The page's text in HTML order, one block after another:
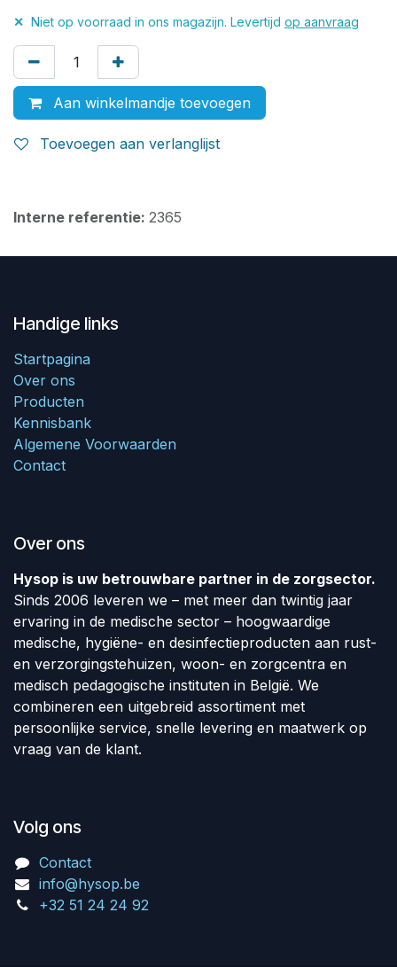
✕ Niet op voorraad in ons magazijn. Levertijd op aanvraag
Aan winkelmandje toevoegen
Toevoegen aan verlanglijst
Interne referentie: 2365
Handige links
Startpagina
Over ons
Producten
Kennisbank
Algemene Voorwaarden
Contact
Over ons
Hysop is uw betrouwbare partner in de zorgsector.
Sinds 2006 leveren we – met meer dan twintig jaar
ervaring in de medische sector – hoogwaardige
medische, hygiëne- en desinfectieproducten aan rust-
en verzorgingstehuizen, woon- en zorgcentra en
medisch pedagogische instituten in België. We
combineren een uitgebreid assortiment met
persoonlijke service, snelle levering en maatwerk op
vraag van de klant.
Volg ons
Contact
info@hysop.be
+32 51 24 24 92